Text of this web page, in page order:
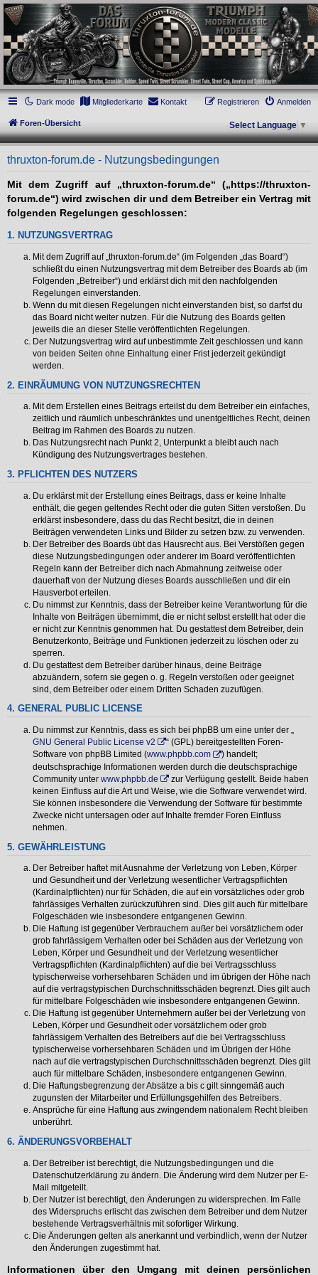
thruxton-forum.de
DAS FORUM! Alles rund um die Triumph Modern Classic Modelle. Das Forum für
die New Bonneville Baureihen ab BJ 2001. Triumph Bonneville, Thruxton,
Scrambler, Bobber, Speed Twin, Street Scrambler, Street Twin, Street Cup, America
und Speedmaster.
Dark mode
Mitgliederkarte Kontakt Anmelden
Registrieren
Foren-Übersicht Select Language ▼
thruxton-forum.de - Nutzungsbedingungen
Mit dem Zugriff auf „thruxton-forum.de“ („https://thruxton-
forum.de“) wird zwischen dir und dem Betreiber ein Vertrag mit
folgenden Regelungen geschlossen:
1. NUTZUNGSVERTRAG
Mit dem Zugriff auf „thruxton-forum.de“ (im Folgenden „das Board“)
schließt du einen Nutzungsvertrag mit dem Betreiber des Boards ab (im
Folgenden „Betreiber“) und erklärst dich mit den nachfolgenden
Regelungen einverstanden.
Wenn du mit diesen Regelungen nicht einverstanden bist, so darfst du
das Board nicht weiter nutzen. Für die Nutzung des Boards gelten
jeweils die an dieser Stelle veröffentlichten Regelungen.
Der Nutzungsvertrag wird auf unbestimmte Zeit geschlossen und kann
von beiden Seiten ohne Einhaltung einer Frist jederzeit gekündigt
werden.
2. EINRÄUMUNG VON NUTZUNGSRECHTEN
Mit dem Erstellen eines Beitrags erteilst du dem Betreiber ein einfaches,
zeitlich und räumlich unbeschränktes und unentgeltliches Recht, deinen
Beitrag im Rahmen des Boards zu nutzen.
Das Nutzungsrecht nach Punkt 2, Unterpunkt a bleibt auch nach
Kündigung des Nutzungsvertrages bestehen.
3. PFLICHTEN DES NUTZERS
Du erklärst mit der Erstellung eines Beitrags, dass er keine Inhalte
enthält, die gegen geltendes Recht oder die guten Sitten verstoßen. Du
erklärst insbesondere, dass du das Recht besitzt, die in deinen
Beiträgen verwendeten Links und Bilder zu setzen bzw. zu verwenden.
Der Betreiber des Boards übt das Hausrecht aus. Bei Verstößen gegen
diese Nutzungsbedingungen oder anderer im Board veröffentlichten
Regeln kann der Betreiber dich nach Abmahnung zeitweise oder
dauerhaft von der Nutzung dieses Boards ausschließen und dir ein
Hausverbot erteilen.
Du nimmst zur Kenntnis, dass der Betreiber keine Verantwortung für die
Inhalte von Beiträgen übernimmt, die er nicht selbst erstellt hat oder die
er nicht zur Kenntnis genommen hat. Du gestattest dem Betreiber, dein
Benutzerkonto, Beiträge und Funktionen jederzeit zu löschen oder zu
sperren.
Du gestattest dem Betreiber darüber hinaus, deine Beiträge
abzuändern, sofern sie gegen o. g. Regeln verstoßen oder geeignet
sind, dem Betreiber oder einem Dritten Schaden zuzufügen.
4. GENERAL PUBLIC LICENSE
Du nimmst zur Kenntnis, dass es sich bei phpBB um eine unter der „
GNU General Public License v2
“ (GPL) bereitgestellten Foren-
Software von phpBB Limited (www.phpbb.com
) handelt;
deutschsprachige Informationen werden durch die deutschsprachige
Community unter www.phpbb.de
zur Verfügung gestellt. Beide haben
keinen Einfluss auf die Art und Weise, wie die Software verwendet wird.
Sie können insbesondere die Verwendung der Software für bestimmte
Zwecke nicht untersagen oder auf Inhalte fremder Foren Einfluss
nehmen.
5. GEWÄHRLEISTUNG
Der Betreiber haftet mit Ausnahme der Verletzung von Leben, Körper
und Gesundheit und der Verletzung wesentlicher Vertragspflichten
(Kardinalpflichten) nur für Schäden, die auf ein vorsätzliches oder grob
fahrlässiges Verhalten zurückzuführen sind. Dies gilt auch für mittelbare
Folgeschäden wie insbesondere entgangenen Gewinn.
Die Haftung ist gegenüber Verbrauchern außer bei vorsätzlichem oder
grob fahrlässigem Verhalten oder bei Schäden aus der Verletzung von
Leben, Körper und Gesundheit und der Verletzung wesentlicher
Vertragspflichten (Kardinalpflichten) auf die bei Vertragsschluss
typischerweise vorhersehbaren Schäden und im übrigen der Höhe nach
auf die vertragstypischen Durchschnittsschäden begrenzt. Dies gilt auch
für mittelbare Folgeschäden wie insbesondere entgangenen Gewinn.
Die Haftung ist gegenüber Unternehmern außer bei der Verletzung von
Leben, Körper und Gesundheit oder vorsätzlichem oder grob
fahrlässigem Verhalten des Betreibers auf die bei Vertragsschluss
typischerweise vorhersehbaren Schäden und im Übrigen der Höhe
nach auf die vertragstypischen Durchschnittsschäden begrenzt. Dies gilt
auch für mittelbare Schäden, insbesondere entgangenen Gewinn.
Die Haftungsbegrenzung der Absätze a bis c gilt sinngemäß auch
zugunsten der Mitarbeiter und Erfüllungsgehilfen des Betreibers.
Ansprüche für eine Haftung aus zwingendem nationalem Recht bleiben
unberührt.
6. ÄNDERUNGSVORBEHALT
Der Betreiber ist berechtigt, die Nutzungsbedingungen und die
Datenschutzerklärung zu ändern. Die Änderung wird dem Nutzer per E-
Mail mitgeteilt.
Der Nutzer ist berechtigt, den Änderungen zu widersprechen. Im Falle
des Widerspruchs erlischt das zwischen dem Betreiber und dem Nutzer
bestehende Vertragsverhältnis mit sofortiger Wirkung.
Die Änderungen gelten als anerkannt und verbindlich, wenn der Nutzer
den Änderungen zugestimmt hat.
Informationen über den Umgang mit deinen persönlichen